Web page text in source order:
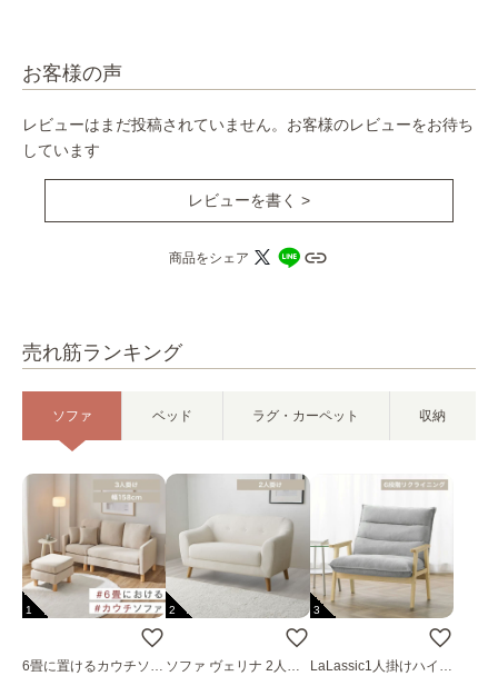
売れ筋ランキング
ソファ ベッド ラグ・カーペット 収納
1
6畳に置けるカウチソフ
2
ソファ ヴェリナ 2人掛
3
LaLassic1人掛けハイバ
お客様の声
レビューはまだ投稿されていません。お客様のレビューをお待ち
しています
レビューを書く >
商品をシェア